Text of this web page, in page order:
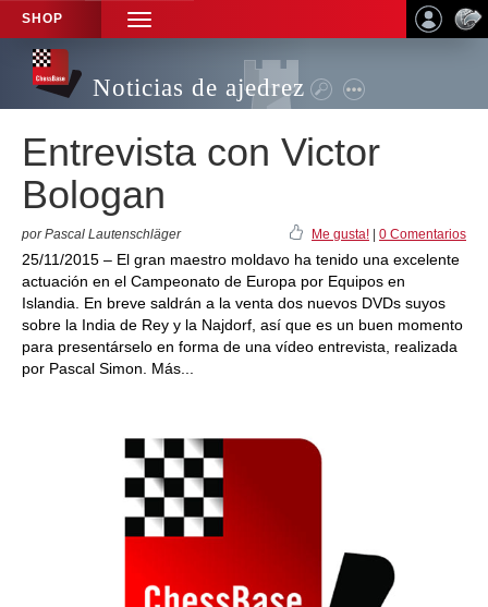
SHOP
TOGGLE
NAVIGATION
Noticias de ajedrez
Entrevista con Victor
Bologan
por Pascal Lautenschläger Me gusta! 0 Comentarios
25/11/2015 – El gran maestro moldavo ha tenido una excelente
actuación en el Campeonato de Europa por Equipos en
Islandia. En breve saldrán a la venta dos nuevos DVDs suyos
sobre la India de Rey y la Najdorf, así que es un buen momento
para presentárselo en forma de una vídeo entrevista, realizada
por Pascal Simon. Más...